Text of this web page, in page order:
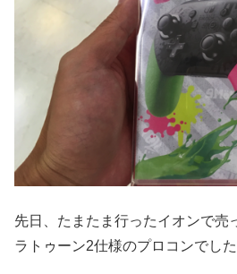
先日、たまたま行ったイオンで売
ラトゥーン2仕様のプロコンでした